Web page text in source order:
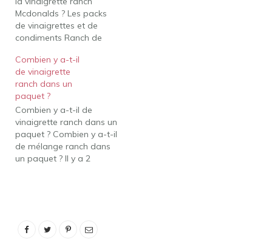
fabriqué en introduisant
une culture ou une
bactérie…
Mcdonalds ? Les packs
de vinaigrettes et de
condiments Ranch de
l'entreprise engage ses
fournisseurs à fournir. Il
contient les mêmes
ingrédients que dans la
vinaigrette ranch
disponible dans les
épiceries et chez les
grossistes en
alimentation. Quelle
Combien y a-t-il
de vinaigrette
ranch dans un
paquet ?
Combien y a-t-il de
vinaigrette ranch dans un
paquet ? Combien y a-t-il
de mélange ranch dans
un paquet ? Il y a 2
mesure sèche équivaut à